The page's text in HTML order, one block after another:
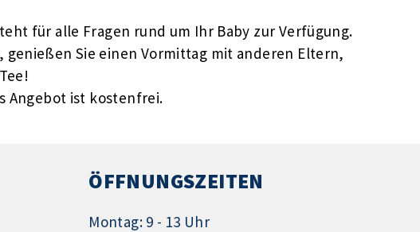
für alle Fragen rund um Ihr Baby zur Verfügung.
genießen Sie einen Vormittag mit anderen Eltern,
Angebot ist kostenfrei.
ÖFFNUNGSZEITEN
Montag: 9 - 13 Uhr